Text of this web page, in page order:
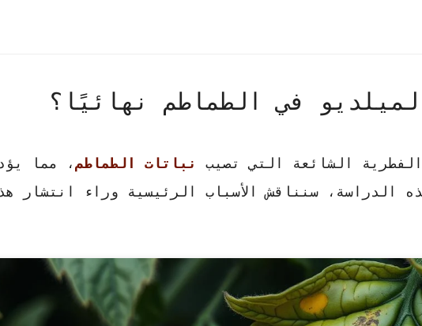
في الطماطم نهائيًا؟
الشائعة التي تصيب نباتات الطماطم، مما
الدراسة، سنناقش الأسباب الرئيسية وراء انتشار